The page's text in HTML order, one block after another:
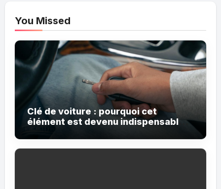
You Missed
Clé de voiture : pourquoi cet
élément est devenu indispensable